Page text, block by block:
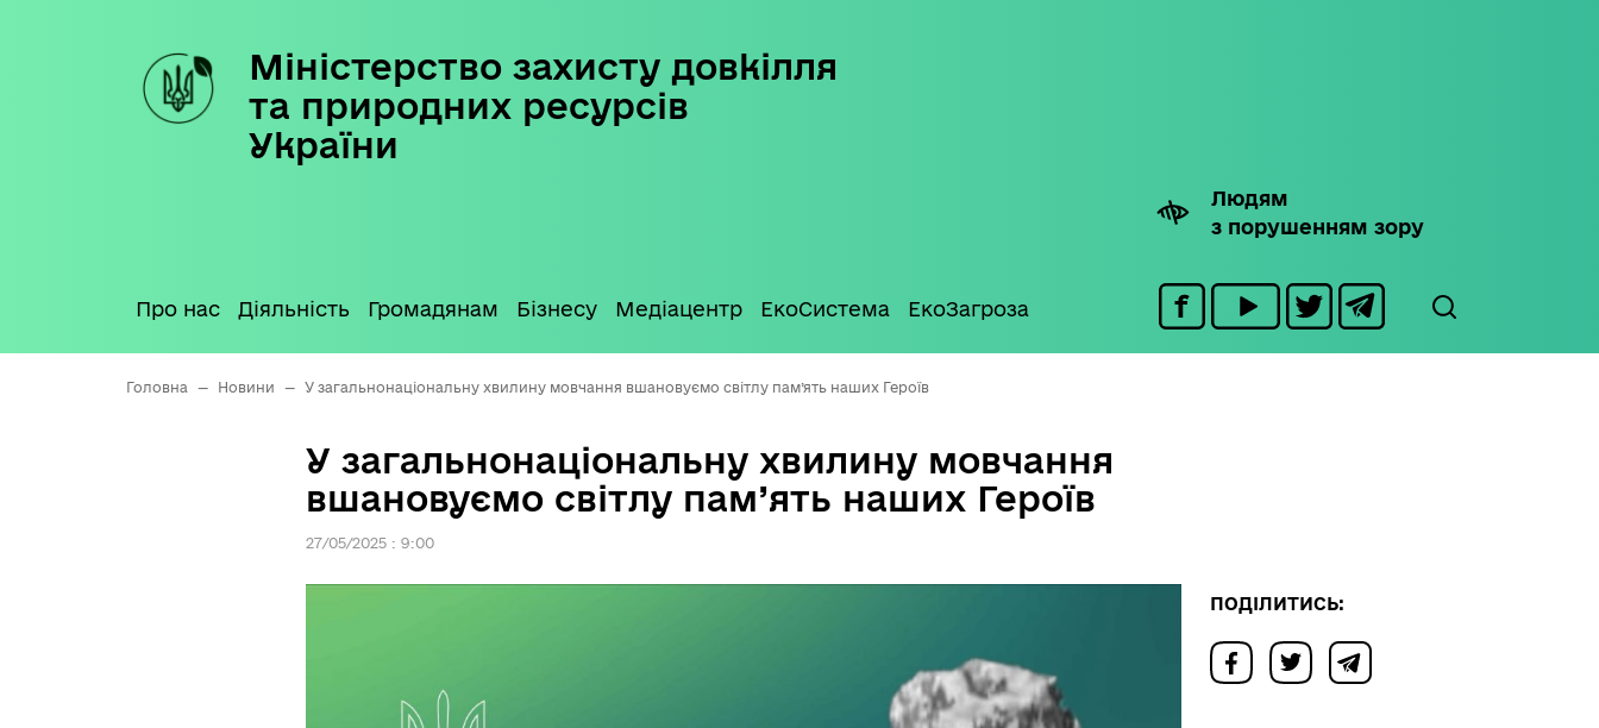
Міністерство захисту довкілля
та природних ресурсів
України
Людям
з порушенням зору
Про нас Діяльність Громадянам Бізнесу Медіацентр ЕкоСистема ЕкоЗагроза
Головна — Новини — У загальнонаціональну хвилину мовчання вшановуємо світлу пам’ять наших Героїв
У загальнонаціональну хвилину мовчання
вшановуємо світлу пам’ять наших Героїв
27/05/2025 : 9:00
ПОДІЛИТИСЬ: